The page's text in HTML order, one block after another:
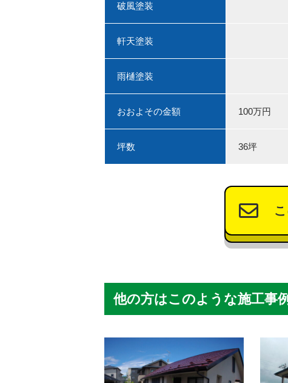
破風塗装
軒天塗装
雨樋塗装
おおよその金額 100万円
坪数 36坪
他の方はこのような施工事